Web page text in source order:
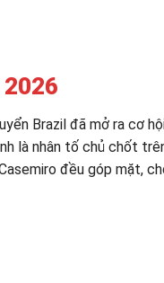
2026
Brazil đã mở ra cơ
là nhân tố chủ chốt
đều góp mặt,